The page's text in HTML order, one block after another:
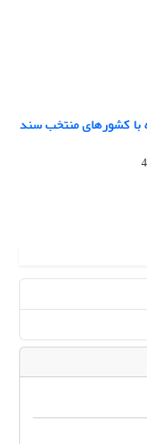
با کشورهای منتخب سند